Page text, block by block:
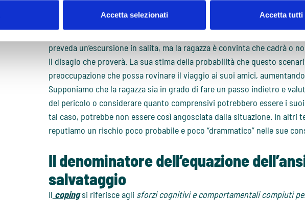
Accetta selezionati Accetta tutti
Ecco un ulteriore caso di sopravvalutazione di gravità e probabilità di
un’intensa paura dell’altezza e soffre di acrofobia ormai da diversi
modo possibile balconi, scale mobili, grattacieli e altre altezze. I suoi
preveda un’escursione in salita, ma la ragazza è convinta che cadrà o
il disagio che proverà. La sua stima della probabilità che questo
preoccupazione che possa rovinare il viaggio ai suoi amici,
Supponiamo che la ragazza sia in grado di fare un passo indietro e
del pericolo o considerare quanto comprensivi potrebbero essere i
tal caso, potrebbe non essere così angosciata dalla situazione. In altri
reputiamo un rischio poco probabile e poco “drammatico” nelle sue
Il denominatore dell’equazione
salvataggio
Il copingsi riferisce agli sforzi cognitivi e comportamentali compiuti